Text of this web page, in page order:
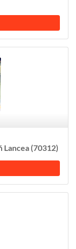
Lancea (70312)